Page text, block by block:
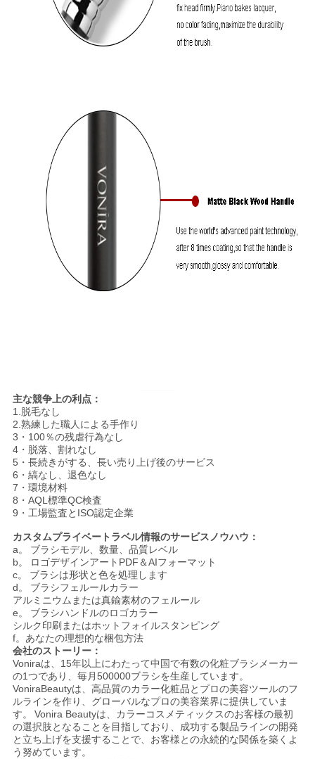
主な競争上の利点：
1.脱毛なし
2.熟練した職人による手作り
3・100％の残虐行為なし
4・脱落、割れなし
5・長続きがする、長い売り上げ後のサービス
6・縞なし、退色なし
7・環境材料
8・AQL標準QC検査
9・工場監査とISO認定企業
カスタムプライベートラベル情報のサービスノウハウ：
a。
ブラシモデル、数量、品質レベル
b。
ロゴデザインアートPDF＆AIフォーマット
c。
ブラシは形状と色を処理します
d。
ブラシフェルールカラー
アルミニウムまたは真鍮素材のフェルール
e。
ブラシハンドルのロゴカラー
シルク印刷またはホットフォイルスタンピング
f。あなたの理想的な梱包方法
会社のストーリー：
Voniraは、15年以上にわたって中国で有数の化粧ブラシメーカー
の1つであり、毎月500000ブラシを生産しています。
VoniraBeautyは、高品質のカラー化粧品とプロの美容ツールのフ
ルラインを作り、グローバルなプロの美容業界に提供していま
す。
Vonira Beautyは、カラーコスメティックスのお客様の最初
の選択肢となることを目指しており、成功する製品ラインの開発
と立ち上げを支援することで、お客様との永続的な関係を築くよ
う努めています。